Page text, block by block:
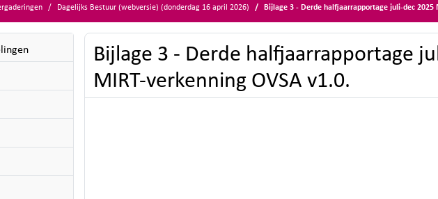
Dagelijks Bestuur (webversie) (donderdag 16 april 2026) Bijlage 3 - Derde halfjaarrapportage juli-dec 2025
Bijlage 3 - Derde halfjaarrapportage
MIRT-verkenning OVSA v1.0.